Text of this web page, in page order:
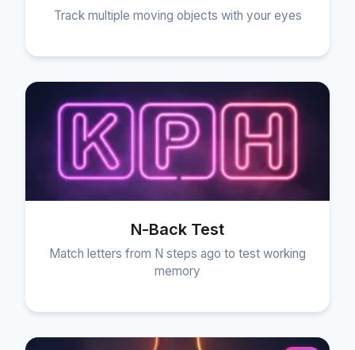
Track multiple moving objects with your eyes
N-Back Test
Match letters from N steps ago to test working
memory